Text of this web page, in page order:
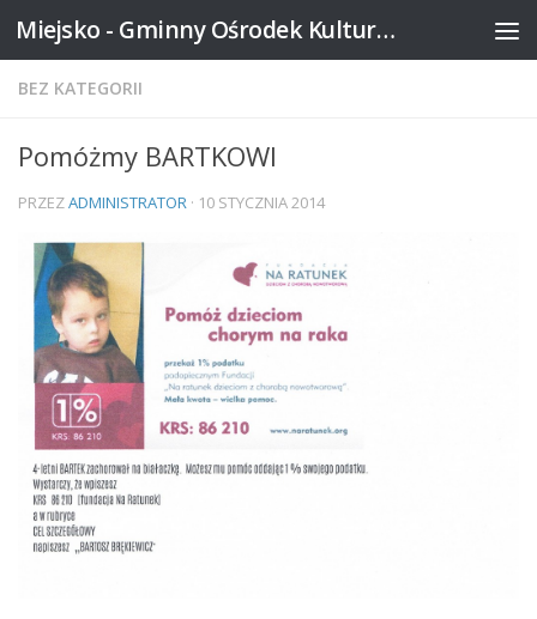
Skip to content Miejsko - Gminny Ośrodek Kultury w Mikstacie
BEZ KATEGORII
Pomóżmy BARTKOWI
PRZEZADMINISTRATOR · 10 STYCZNIA 2014